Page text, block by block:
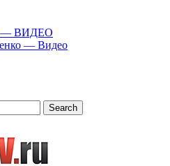
— ВИДЕО
— Видео
Search